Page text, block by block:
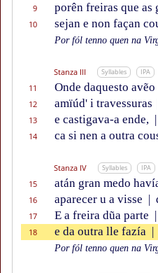
9 porên freiras que as
10 sejan e non façan
Por fól tenno quen na
Stanza III Syllables IPA
11 Onde daquesto avẽo
12 amïúd' i travessuras
13 e castigava-a ende, |
14 ca si nen a outra
Stanza IV Syllables IPA
15 atán gran medo
16 aparecer u a visse |
17 E a freira dũa parte |
18 e da outra lle fazía |
Por fól tenno quen na